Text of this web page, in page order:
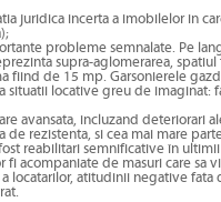
juridica incerta a imobilelor in
probleme semnalate. Pe
supra-aglomerarea,
fiind de 15 mp. Garsonierele
situatii locative greu de imaginat:
avansata, incluzand deteriorari
rezistenta, si cea mai mare
reabilitari semnificative în
acompaniate de masuri care sa
locatarilor, atitudinii negative fata